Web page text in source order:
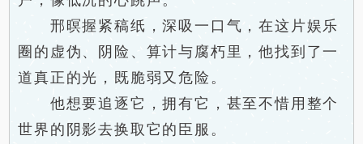
邢暝握紧稿纸，深吸一口气，在这片娱乐
圈的虚伪、阴险、算计与腐朽里，他找到了一
道真正的光，既脆弱又危险。
他想要追逐它，拥有它，甚至不惜用整个
世界的阴影去换取它的臣服。